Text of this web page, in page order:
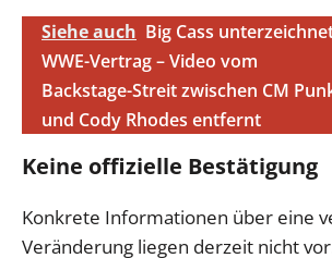
Siehe auch Big Cass
WWE-Vertrag – Video vom
Backstage-Streit zwischen CM
und Cody Rhodes entfernt
Keine offizielle Bestätigung
Konkrete Informationen über eine
Veränderung liegen derzeit nicht